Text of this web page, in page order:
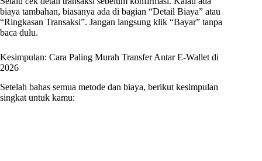
biaya tambahan, biasanya ada di bagian “Detail Biaya” atau
“Ringkasan Transaksi”. Jangan langsung klik “Bayar” tanpa
baca dulu.
Kesimpulan: Cara Paling Murah Transfer Antar E-Wallet di
2026
Setelah bahas semua metode dan biaya, berikut kesimpulan
singkat untuk kamu: